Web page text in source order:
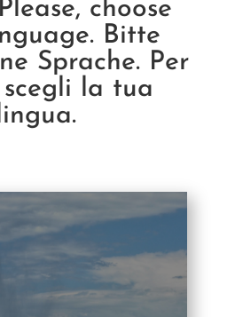
choose
Bitte
Sprache. Per
la tua